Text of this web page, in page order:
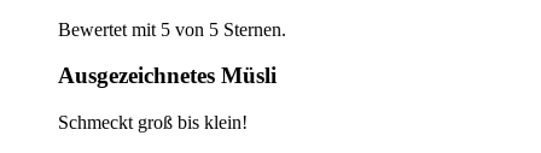
Bewertet mit 5 von 5 Sternen.
Ausgezeichnetes Müsli
Schmeckt groß bis klein!